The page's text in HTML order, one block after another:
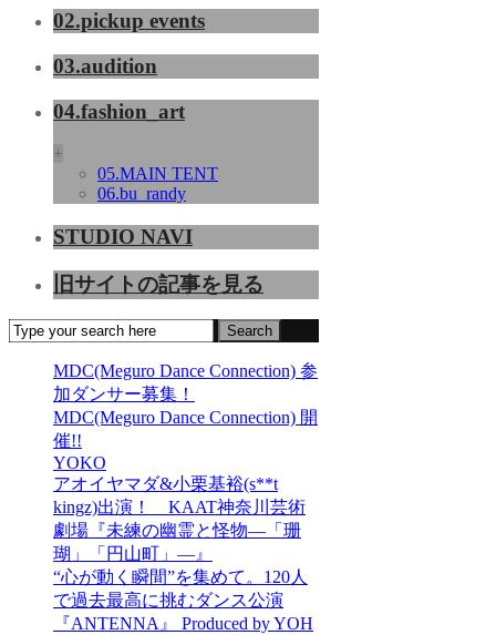
02.pickup events
03.audition
04.fashion_art
+
05.MAIN TENT
06.bu_randy
STUDIO NAVI
旧サイトの記事を見る
MDC(Meguro Dance Connection) 参
加ダンサー募集！
MDC(Meguro Dance Connection) 開
催!!
YOKO
アオイヤマダ&小栗基裕(s**t
kingz)出演！ KAAT神奈川芸術
劇場『未練の幽霊と怪物―「珊
瑚」「円山町」―』
“心が動く瞬間”を集めて。120人
で過去最高に挑むダンス公演
『ANTENNA』 Produced by YOH